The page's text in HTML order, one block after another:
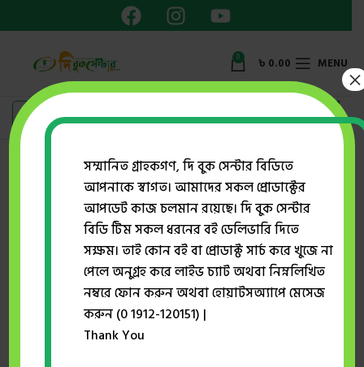
0 ৳ 0.00 MENU
মাকতাবাতুল আযহার
Showing 1–12 of 17 results
Show sidebar
-53%
সম্মানিত গ্রাহকগণ, দি বুক সেন্টার বিডিতে
আপনাকে স্বাগত। আমাদের সকল প্রোডাক্টের
আপডেট কাজ চলমান রয়েছে। দি বুক সেন্টার
বিডি টিম সকল ধরনের বই ডেলিভারি দিতে
সক্ষম। তাই কোন বই বা প্রোডাক্ট সার্চ করে খুজে না
পেলে অনুগ্রহ করে লাইভ চ্যাট অথবা নিম্নলিখিত
নম্বরে ফোন করুন অথবা হোয়াটসঅ্যাপে মেসেজ
করুন (0 1912-120151) |
Thank You
×